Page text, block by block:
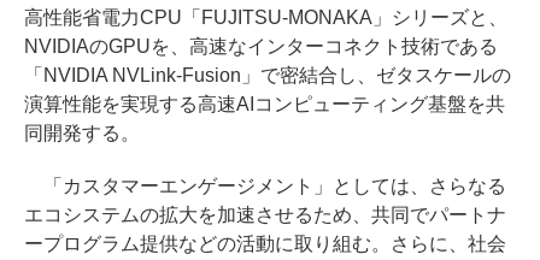
高性能省電力CPU「FUJITSU-MONAKA」シリーズと、
NVIDIAのGPUを、高速なインターコネクト技術である
「NVIDIA NVLink-Fusion」で密結合し、ゼタスケールの
演算性能を実現する高速AIコンピューティング基盤を共
同開発する。
「カスタマーエンゲージメント」としては、さらなる
エコシステムの拡大を加速させるため、共同でパートナ
ープログラム提供などの活動に取り組む。さらに、社会